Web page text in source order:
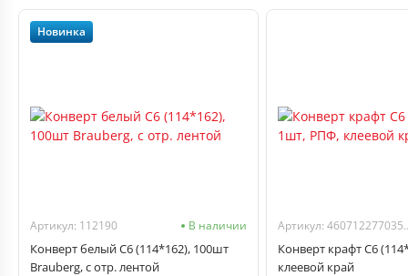
Новинка
Артикул: 112190 В наличии
Конверт белый С6 (114*162), 100шт
Brauberg, с отр. лентой
Артикул:
Конверт крафт С6
клеевой край